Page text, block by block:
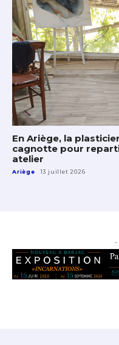
En Ariège, la
cagnotte pour
atelier
Ariège 13 juillet 2026
-